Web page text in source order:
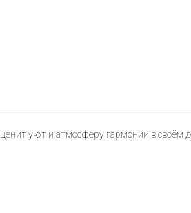
уют и атмосферу гармонии в